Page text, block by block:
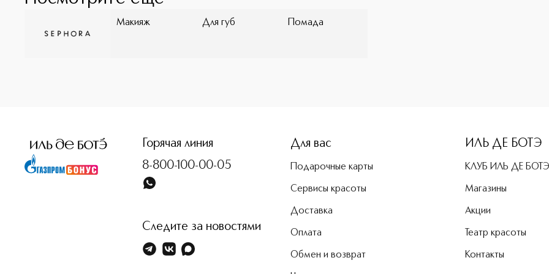
Макияж Для губ Помада
Горячая линия
8-800-100-00-05
Следите за новостями
Для вас
Подарочные карты
Сервисы красоты
Доставка
Оплата
Обмен и возврат
ИЛЬ ДЕ БОТЭ
КЛУБ ИЛЬ ДЕ БОТЭ
Магазины
Акции
Театр красоты
Контакты